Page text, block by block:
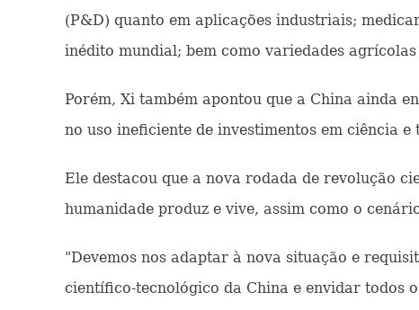
(P&D) quanto em aplicações industriais;
inédito mundial; bem como variedades
Porém, Xi também apontou que a China ainda
no uso ineficiente de investimentos em ciência
Ele destacou que a nova rodada de revolução
humanidade produz e vive, assim como o
"Devemos nos adaptar à nova situação e
científico-tecnológico da China e envidar todos